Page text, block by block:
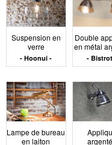
ponctuel à portée
dans les chambres
les meubles est
température
(généralement
préserver une
variateurs
accompagner les
Suspension en
verre
Hoonui
Double
en métal
Bistrot
Lampe de bureau
en laiton